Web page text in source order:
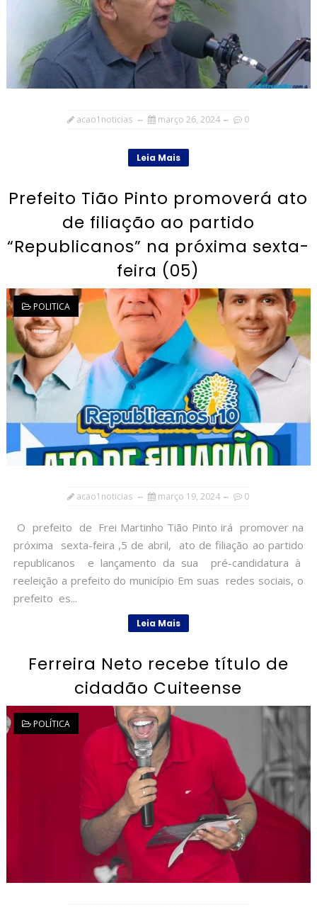
acao1noticias março 26, 2024 0
Leia Mais
Prefeito Tião Pinto promoverá ato
de filiação ao partido
“Republicanos” na próxima sexta-
feira (05)
POLITICA
acao1noticias março 19, 2024 0
O prefeito de Frei Martinho Tião Pinto irá promover na
próxima sexta-feira ,5 de abril, ato de filiação ao partido
republicanos e lançamento da sua pré-candidatura à
reeleição a prefeito do município Em suas redes sociais, o
prefeito es...
Leia Mais
Ferreira Neto recebe título de
cidadão Cuiteense
POLÍTICA